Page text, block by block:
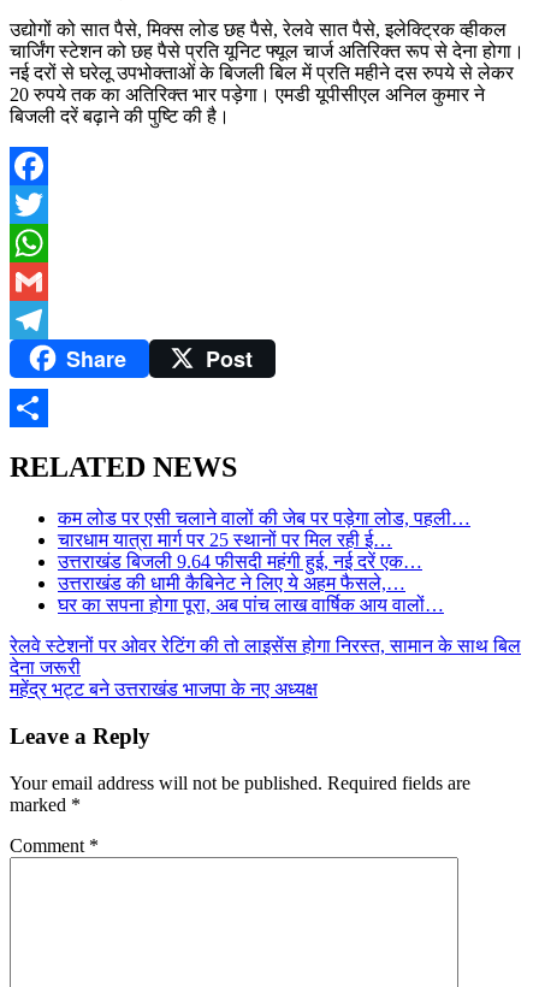
उद्योगों को सात पैसे, मिक्स लोड छह पैसे, रेलवे सात पैसे, इलेक्ट्रिक व्हीकल
चार्जिंग स्टेशन को छह पैसे प्रति यूनिट फ्यूल चार्ज अतिरिक्त रूप से देना होगा।
नई दरों से घरेलू उपभोक्ताओं के बिजली बिल में प्रति महीने दस रुपये से लेकर
20 रुपये तक का अतिरिक्त भार पड़ेगा। एमडी यूपीसीएल अनिल कुमार ने
बिजली दरें बढ़ाने की पुष्टि की है।
Facebook
Twitter
WhatsApp
Gmail
TelegramShare Post
RELATED NEWS
कम लोड पर एसी चलाने वालों की जेब पर पड़ेगा लोड, पहली…
चारधाम यात्रा मार्ग पर 25 स्थानों पर मिल रही ई…
उत्तराखंड बिजली 9.64 फीसदी महंगी हुई, नई दरें एक…
उत्तराखंड की धामी कैबिनेट ने लिए ये अहम फैसले,…
घर का सपना होगा पूरा, अब पांच लाख वार्षिक आय वालों…
Post
navigation
रेलवे स्टेशनों पर ओवर रेटिंग की तो लाइसेंस होगा निरस्त, सामान के साथ बिल
देना जरूरी
महेंद्र भट्ट बने उत्तराखंड भाजपा के नए अध्यक्ष
Leave a Reply
Your email address will not be published. Required fields are
marked *
Comment *